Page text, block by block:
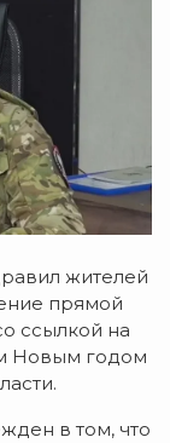
жителей
прямой
ссылкой на
Новым годом
в том, что